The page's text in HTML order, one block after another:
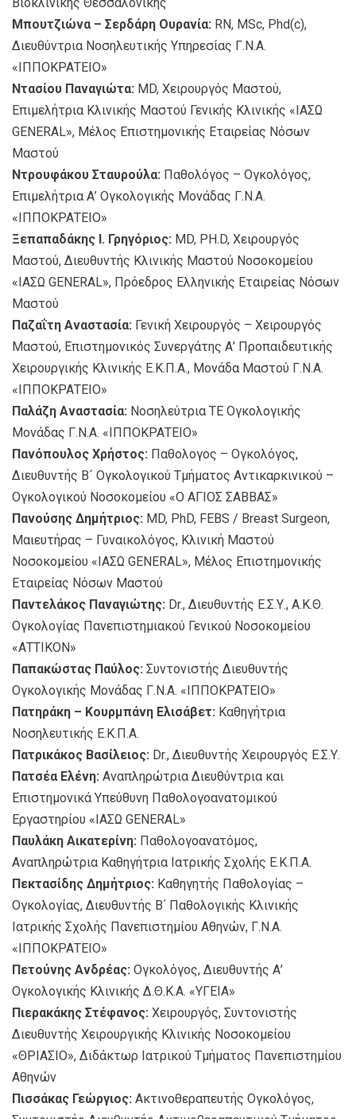
Μπουτζιώνα – Σερδάρη Ουρανία: RN, MSc, Phd(c),
Διευθύντρια Νοσηλευτικής Υπηρεσίας Γ.Ν.Α.
«ΙΠΠΟΚΡΑΤΕΙΟ»
Ντασίου Παναγιώτα: MD, Χειρουργός Μαστού,
Επιμελήτρια Κλινικής Μαστού Γενικής Κλινικής «ΙΑΣΩ
GENERAL», Μέλος Επιστημονικής Εταιρείας Νόσων
Μαστού
Ντρουφάκου Σταυρούλα: Παθολόγος – Ογκολόγος,
Επιμελήτρια Α’ Ογκολογικής Μονάδας Γ.Ν.Α.
«ΙΠΠΟΚΡΑΤΕΙΟ»
Ξεπαπαδάκης Ι. Γρηγόριος: MD, PH.D, Χειρουργός
Μαστού, Διευθυντής Κλινικής Μαστού Νοσοκομείου
«ΙΑΣΩ GENERAL», Πρόεδρος Ελληνικής Εταιρείας Νόσων
Μαστού
Παζαΐτη Αναστασία: Γενική Χειρουργός – Χειρουργός
Μαστού, Επιστημονικός Συνεργάτης Α’ Προπαιδευτικής
Χειρουργικής Κλινικής Ε.Κ.Π.Α., Μονάδα Μαστού Γ.Ν.Α.
«ΙΠΠΟΚΡΑΤΕΙΟ»
Παλάζη Αναστασία: Νοσηλεύτρια ΤΕ Ογκολογικής
Μονάδας Γ.Ν.Α. «ΙΠΠΟΚΡΑΤΕΙΟ»
Πανόπουλος Χρήστος: Παθολογος – Ογκολόγος,
Διευθυντής Β´ Ογκολογικού Τμήματος Αντικαρκινικού –
Ογκολογικού Noσοκομείου «Ο ΑΓΙΟΣ ΣΑΒΒΑΣ»
Πανούσης Δημήτριος: MD, PhD, FEBS / Breast Surgeon,
Μαιευτήρας – Γυναικολόγος, Κλινική Μαστού
Νοσοκομείου «ΙΑΣΩ GENERAL», Μέλος Επιστημονικής
Εταιρείας Νόσων Μαστού
Παντελάκος Παναγιώτης: Dr., Διευθυντής Ε.Σ.Υ., Α.Κ.Θ.
Ογκολογίας Πανεπιστημιακoύ Γενικού Νοσοκομείου
«ΑΤΤΙΚΟΝ»
Παπακώστας Παύλος: Συντονιστής Διευθυντής
Ογκολογικής Μονάδας Γ.Ν.Α. «ΙΠΠΟΚΡΑΤΕΙΟ»
Πατηράκη – Κουρμπάνη Ελισάβετ: Καθηγήτρια
Νοσηλευτικής Ε.Κ.Π.Α.
Πατρικάκος Βασίλειος: Dr., Διευθυντής Χειρουργός Ε.Σ.Υ.
Πατσέα Ελένη: Αναπληρώτρια Διευθύντρια και
Επιστημονικά Υπεύθυνη Παθολογοανατομικού
Εργαστηρίου «ΙΑΣΩ GENERAL»
Παυλάκη Αικατερίνη: Παθολογοανατόμος,
Αναπληρώτρια Καθηγήτρια Ιατρικής Σχολής Ε.Κ.Π.Α.
Πεκτασίδης Δημήτριος: Καθηγητής Παθολογίας –
Ογκολογίας, Διευθυντής Β΄ Παθολογικής Κλινικής
Ιατρικής Σχολής Πανεπιστημίου Αθηνών, Γ.Ν.Α.
«ΙΠΠΟΚΡΑΤΕΙΟ»
Πετούνης Ανδρέας: Ογκολόγος, Διευθυντής Α’
Ογκολογικής Κλινικής Δ.Θ.Κ.Α. «ΥΓΕΙΑ»
Πιερακάκης Στέφανος: Χειρουργός, Συντονιστής
Διευθυντής Χειρουργικής Κλινικής Νοσοκομείου
«ΘΡΙΑΣΙΟ», Διδάκτωρ Ιατρικού Τμήματος Πανεπιστημίου
Αθηνών
Πισσάκας Γεώργιος: Ακτινοθεραπευτής Ογκολόγος,